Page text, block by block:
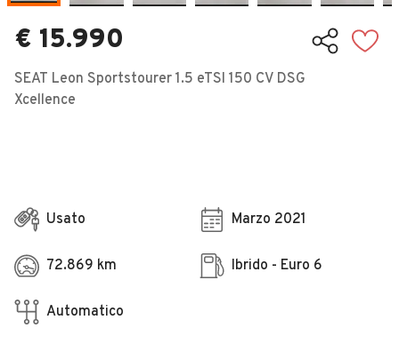
€ 15.990
SEAT Leon Sportstourer 1.5 eTSI 150 CV DSG
Xcellence
Usato Marzo 2021
72.869 km Ibrido - Euro 6
Automatico